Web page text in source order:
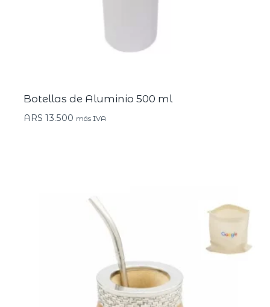
Botellas de Aluminio 500 ml
ARS 13.500 más IVA